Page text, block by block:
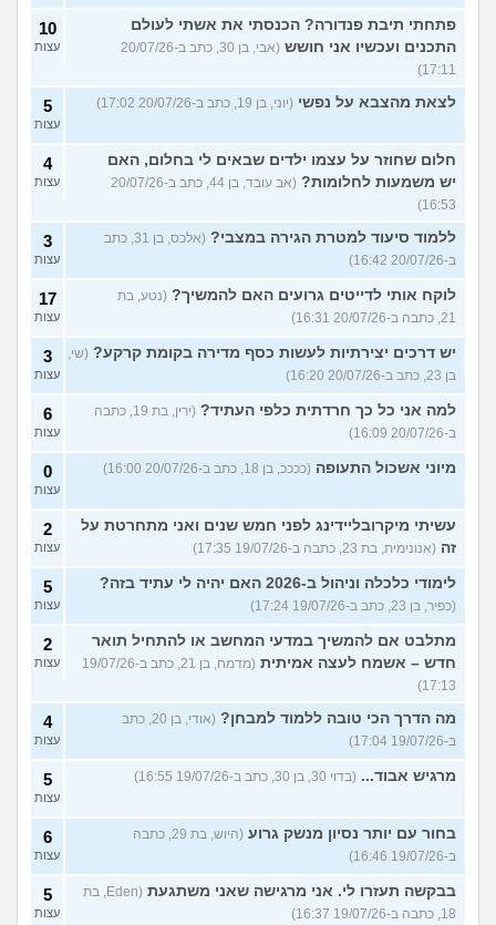
פתחתי תיבת פנדורה? הכנסתי את אשתי לעולם
התכנים ועכשיו אני חושש
(אבי, בן 30, כתב ב-20/07/26
17:11)
10
עצות
לצאת מהצבא על נפשי (יוני, בן 19, כתב ב-20/07/26 17:02) 5
עצות
חלום שחוזר על עצמו ילדים שבאים לי בחלום, האם
יש משמעות לחלומות?
(אב עובד, בן 44, כתב ב-20/07/26
16:53)
4
עצות
ללמוד סיעוד למטרת הגירה במצבי?
(אלכס, בן 31, כתב
ב-20/07/26 16:42)
3
עצות
לוקח אותי לדייטים גרועים האם להמשיך? (נטע, בת
21, כתבה ב-20/07/26 16:31)
17
עצות
יש דרכים יצירתיות לעשות כסף מדירה בקומת קרקע? (שי,
בן 23, כתב ב-20/07/26 16:20)
3
עצות
למה אני כל כך חרדתית כלפי העתיד?
(ירין, בת 19, כתבה
ב-20/07/26 16:09)
6
עצות
מיוני אשכול התעופה (ככככ, בן 18, כתב ב-20/07/26 16:00) 0
עצות
עשיתי מיקרובליידינג לפני חמש שנים ואני מתחרטת על
זה (אנונימית, בת 23, כתבה ב-19/07/26 17:35)
2
עצות
לימודי כלכלה וניהול ב-2026 האם יהיה לי עתיד בזה?
(כפיר, בן 23, כתב ב-19/07/26 17:24)
5
עצות
מתלבט אם להמשיך במדעי המחשב או להתחיל תואר
חדש – אשמח לעצה אמיתית
(מדמח, בן 21, כתב ב-19/07/26
17:13)
2
עצות
מה הדרך הכי טובה ללמוד למבחן?
(אודי, בן 20, כתב
ב-19/07/26 17:04)
4
עצות
מרגיש אבוד... (בדוי 30, בן 30, כתב ב-19/07/26 16:55) 5
עצות
בחור עם יותר נסיון מנשק גרוע
(היוש, בת 29, כתבה
ב-19/07/26 16:46)
6
עצות
בבקשה תעזרו לי. אני מרגישה שאני משתגעת
(Eden, בת
18, כתבה ב-19/07/26 16:37)
5
עצות